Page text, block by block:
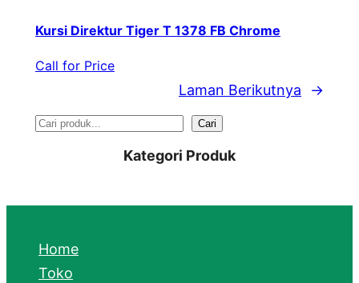
Kursi Direktur Tiger T 1378 FB Chrome
Call for Price
Laman Berikutnya →
S
r
h
Cari
Kategori Produk
Home
Toko